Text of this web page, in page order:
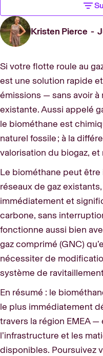
Kristen Pierce
Si votre flotte roule au
est une solution rapide
émissions — sans avoir
existante. Aussi appelé
le biométhane est
naturel fossile ; à la
valorisation du biogaz,
Le biométhane peut
réseaux de gaz
immédiatement et
carbone, sans
fonctionne aussi bien
gaz comprimé (GNC)
nécessiter de
système de
En résumé : le
le plus immédiatement
travers la région EMEA
l’infrastructure et les
disponibles. Poursuivez